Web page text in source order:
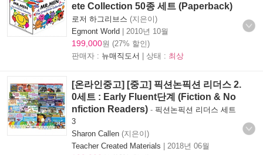
ete Collection 50종 세트 (Paperback)
로저 하그리브스 (지은이)
Egmont World | 2010년 10월
199,000원 (27% 할인)
판매자 : 뉴매직도서 | 상태 : 최상
[온라인중고] [중고] 픽션논픽션 리더스 2.
0세트 : Early Fluent단계 (Fiction & No
nfiction Readers) - 픽션논픽션 리더스 세트
3
Sharon Callen (지은이)
Teacher Created Materials | 2018년 06월